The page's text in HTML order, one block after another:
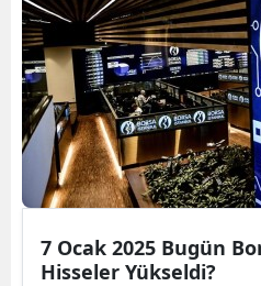
7 Ocak 2025 Bugün
Hisseler Yükseldi?